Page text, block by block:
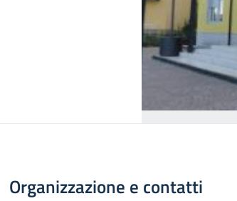
Organizzazione e contatti